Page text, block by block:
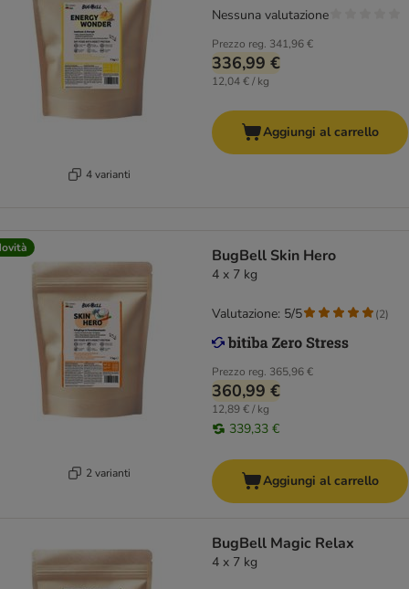
4 varianti
Prezzo reg. 341,96 €
336,99 €
12,04 € / kg
Nessuna valutazione
Aggiungi al carrello
2 varianti
BugBell Skin Hero
4 x 7 kg
Prezzo reg. 365,96 €
360,99 €
12,89 € / kg
339,33 €
Valutazione: 5/5 (2)
Aggiungi al carrello
BugBell Magic Relax
4 x 7 kg